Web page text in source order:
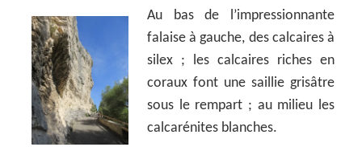
Au bas de l’impressionnante
falaise à gauche, des calcaires à
silex ; les calcaires riches en
coraux font une saillie grisâtre
sous le rempart ; au milieu les
calcarénites blanches.